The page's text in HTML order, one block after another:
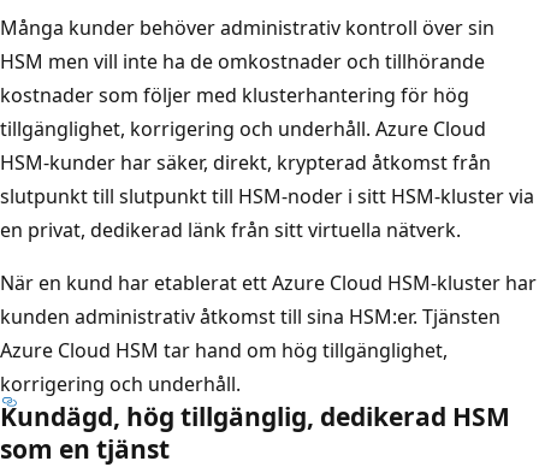
Många kunder behöver administrativ kontroll över sin
HSM men vill inte ha de omkostnader och tillhörande
kostnader som följer med klusterhantering för hög
tillgänglighet, korrigering och underhåll. Azure Cloud
HSM-kunder har säker, direkt, krypterad åtkomst från
slutpunkt till slutpunkt till HSM-noder i sitt HSM-kluster via
en privat, dedikerad länk från sitt virtuella nätverk.
När en kund har etablerat ett Azure Cloud HSM-kluster har
kunden administrativ åtkomst till sina HSM:er. Tjänsten
Azure Cloud HSM tar hand om hög tillgänglighet,
korrigering och underhåll.
Kundägd, hög tillgänglig, dedikerad HSM
som en tjänst